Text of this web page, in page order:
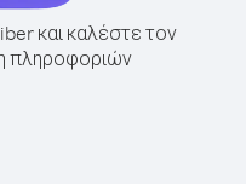
και καλέστε τον
πληροφοριών